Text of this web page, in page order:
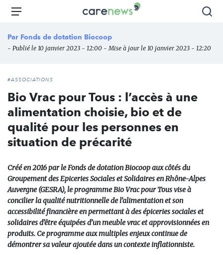
Aller
principal
Carenews,
média
des
Menu
Par Fonds de dotation Biocoop
- Publié le 10 janvier 2023 - 12:00 - Mise à jour le 10 janvier 2023 - 12:20
#ASSOCIATIONS
Bio Vrac pour Tous : l’accès à une
alimentation choisie, bio et de
qualité pour les personnes en
situation de précarité
Créé en 2016 par le Fonds de dotation Biocoop aux côtés du
Groupement des Epiceries Sociales et Solidaires en Rhône-Alpes
Auvergne (GESRA), le programme Bio Vrac pour Tous vise à
concilier la qualité nutritionnelle de l’alimentation et son
accessibilité financière en permettant à des épiceries sociales et
solidaires d’être équipées d’un meuble vrac et approvisionnées en
produits. Ce programme aux multiples enjeux continue de
démontrer sa valeur ajoutée dans un contexte inflationniste.